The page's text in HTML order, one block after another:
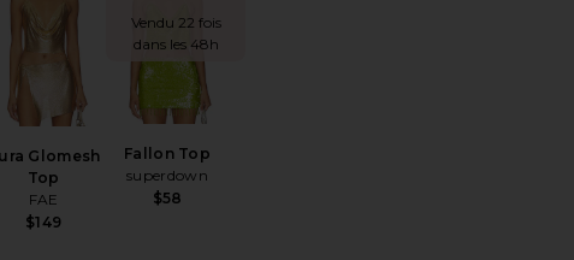
Glomesh
Top
FAE
$149
Vendu 22 fois
dans les 48h
Fallon Top
superdown
$58